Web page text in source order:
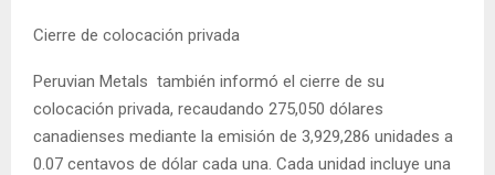
Cierre de colocación privada
Peruvian Metals también informó el cierre de su
colocación privada, recaudando 275,050 dólares
canadienses mediante la emisión de 3,929,286 unidades a
0.07 centavos de dólar cada una. Cada unidad incluye una